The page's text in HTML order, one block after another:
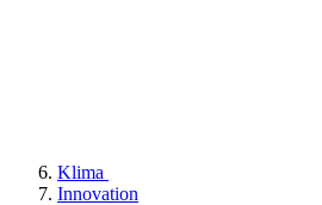
Klima
Innovation